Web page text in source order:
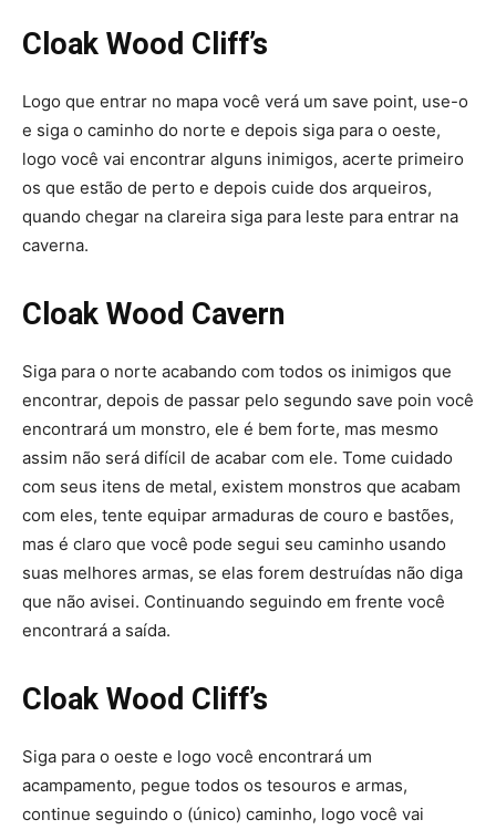
Cloak Wood Cliff’s
Logo que entrar no mapa você verá um save point, use-o
e siga o caminho do norte e depois siga para o oeste,
logo você vai encontrar alguns inimigos, acerte primeiro
os que estão de perto e depois cuide dos arqueiros,
quando chegar na clareira siga para leste para entrar na
caverna.
Cloak Wood Cavern
Siga para o norte acabando com todos os inimigos que
encontrar, depois de passar pelo segundo save poin você
encontrará um monstro, ele é bem forte, mas mesmo
assim não será difí­cil de acabar com ele. Tome cuidado
com seus itens de metal, existem monstros que acabam
com eles, tente equipar armaduras de couro e bastões,
mas é claro que você pode segui seu caminho usando
suas melhores armas, se elas forem destruí­das não diga
que não avisei. Continuando seguindo em frente você
encontrará a saí­da.
Cloak Wood Cliff’s
Siga para o oeste e logo você encontrará um
acampamento, pegue todos os tesouros e armas,
continue seguindo o (único) caminho, logo você vai